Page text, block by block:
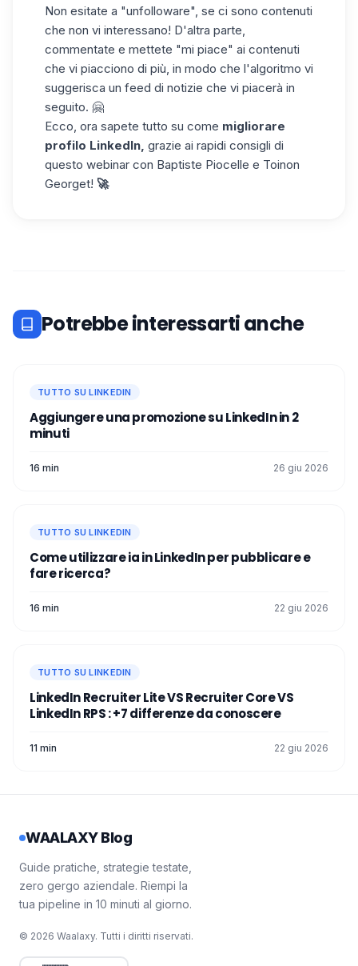
Non esitate a "unfolloware", se ci sono contenuti
che non vi interessano! D'altra parte,
commentate e mettete "mi piace" ai contenuti
che vi piacciono di più, in modo che l'algoritmo vi
suggerisca un feed di notizie che vi piacerà in
seguito. 🤗
Ecco, ora sapete tutto su come migliorare
profilo LinkedIn, grazie ai rapidi consigli di
questo webinar con Baptiste Piocelle e Toinon
Georget! 🚀
Potrebbe interessarti anche
TUTTO SU LINKEDIN
Aggiungere una promozione su LinkedIn in 2
minuti
16 min 26 giu 2026
TUTTO SU LINKEDIN
Come utilizzare ia in LinkedIn per pubblicare e
fare ricerca?
16 min 22 giu 2026
TUTTO SU LINKEDIN
LinkedIn Recruiter Lite VS Recruiter Core VS
LinkedIn RPS : +7 differenze da conoscere
11 min 22 giu 2026
WAALAXY Blog
Guide pratiche, strategie testate,
zero gergo aziendale. Riempi la
tua pipeline in 10 minuti al giorno.
© 2026 Waalaxy. Tutti i diritti riservati.